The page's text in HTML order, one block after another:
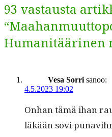
93 vastausta
Humanitäärinen
Vesa Sorri sanoo:
4.5.2023 19:02
Onhan tämä ihan
läkään sovi